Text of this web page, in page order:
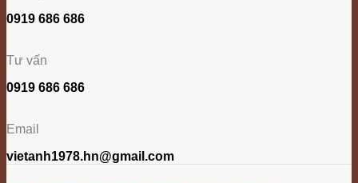
0919 686 686
Tư vấn
0919 686 686
Email
vietanh1978.hn@gmail.com